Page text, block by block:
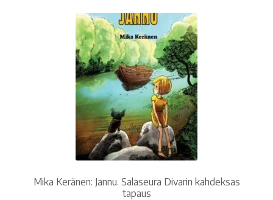
Mika Keränen: Jannu. Salaseura Divarin kahdeksas
tapaus